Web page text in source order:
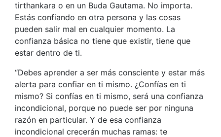
tirthankara o en un Buda Gautama. No importa.
Estás confiando en otra persona y las cosas
pueden salir mal en cualquier momento. La
confianza básica no tiene que existir, tiene que
estar dentro de ti.
“Debes aprender a ser más consciente y estar más
alerta para confiar en ti mismo. ¿Confías en ti
mismo? Si confías en ti mismo, será una confianza
incondicional, porque no puede ser por ninguna
razón en particular. Y de esa confianza
incondicional crecerán muchas ramas: te